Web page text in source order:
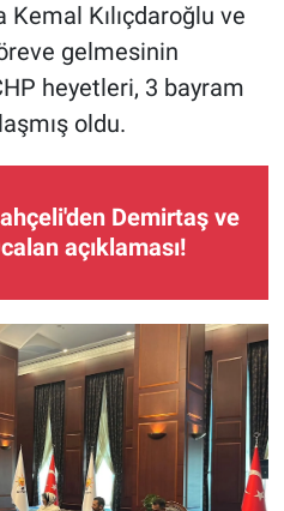
Kılıçdaroğlu ve
gelmesinin
heyetleri, 3 bayram
oldu.
Demirtaş ve
açıklaması!